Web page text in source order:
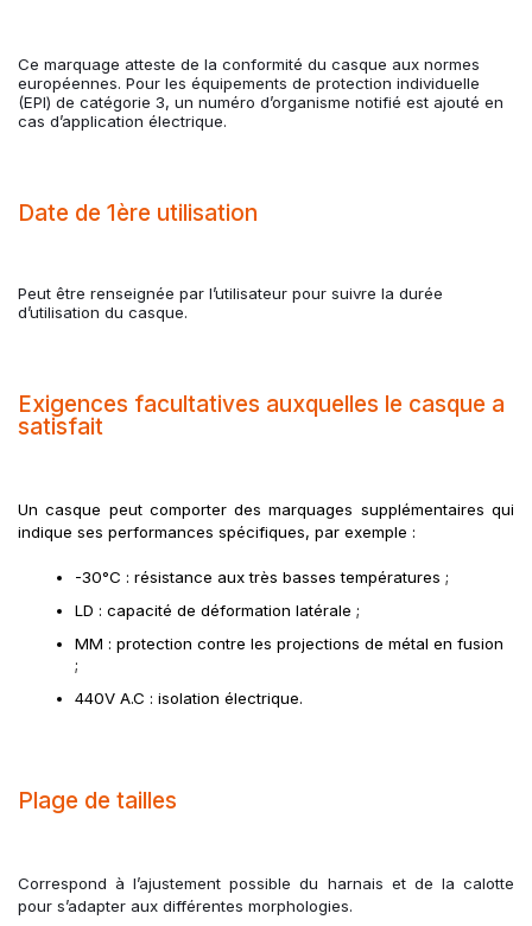
Ce marquage atteste de la conformité du casque aux normes
européennes. Pour les équipements de protection individuelle
(EPI) de catégorie 3, un numéro d’organisme notifié est ajouté en
cas d’application électrique.
Date de 1ère utilisation
Peut être renseignée par l’utilisateur pour suivre la durée
d’utilisation du casque.
Exigences facultatives auxquelles le casque a
satisfait
Un casque peut comporter des marquages supplémentaires qui
indique ses performances spécifiques, par exemple :
-30°C : résistance aux très basses températures ;
LD : capacité de déformation latérale ;
MM : protection contre les projections de métal en fusion
;
440V A.C : isolation électrique.
Plage de tailles
Correspond à l’ajustement possible du harnais et de la calotte
pour s’adapter aux différentes morphologies.